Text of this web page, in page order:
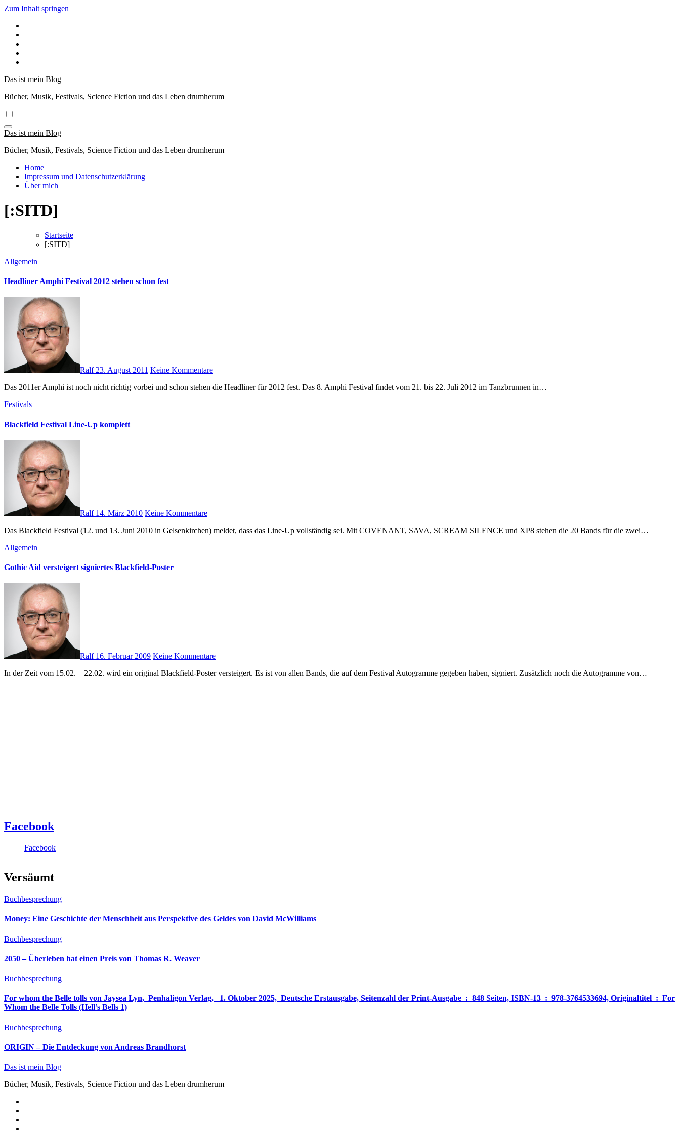
Zum Inhalt springen
Das ist mein Blog
Bücher, Musik, Festivals, Science Fiction und das Leben drumherum
Das ist mein Blog
Bücher, Musik, Festivals, Science Fiction und das Leben drumherum
Home
Impressum und Datenschutzerklärung
Über mich
[:SITD]
Startseite
[:SITD]
Allgemein
Headliner Amphi Festival 2012 stehen schon fest
Ralf23. August 2011 Keine Kommentare
Das 2011er Amphi ist noch nicht richtig vorbei und schon stehen die Headliner für 2012 fest. Das 8. Amphi Festival findet vom 21. bis 22. Juli 2012 im Tanzbrunnen in…
Festivals
Blackfield Festival Line-Up komplett
Ralf 14. März 2010 Keine Kommentare
Das Blackfield Festival (12. und 13. Juni 2010 in Gelsenkirchen) meldet, dass das Line-Up vollständig sei. Mit COVENANT, SAVA, SCREAM SILENCE und XP8 stehen die 20 Bands für die zwei…
Allgemein
Gothic Aid versteigert signiertes Blackfield-Poster
Ralf 16. Februar 2009 Keine Kommentare
In der Zeit vom 15.02. – 22.02. wird ein original Blackfield-Poster versteigert. Es ist von allen Bands, die auf dem Festival Autogramme gegeben haben, signiert. Zusätzlich noch die Autogramme von…
Facebook
Facebook
Versäumt
Buchbesprechung
Money: Eine Geschichte der Menschheit aus Perspektive des Geldes von David McWilliams
Buchbesprechung
2050 – Überleben hat einen Preis von Thomas R. Weaver
Buchbesprechung
For whom the Belle tolls von Jaysea Lyn, ‎ Penhaligon Verlag, ‎ 1. Oktober 2025, ‎ Deutsche Erstausgabe, Seitenzahl der Print-Ausgabe ‏ : ‎ 848 Seiten, ISBN-13 ‏ : ‎ 978-3764533694, Originaltitel ‏ : ‎ For
Whom the Belle Tolls (Hell’s Bells 1)
Buchbesprechung
ORIGIN – Die Entdeckung von Andreas Brandhorst
Das ist mein Blog
Bücher, Musik, Festivals, Science Fiction und das Leben drumherum